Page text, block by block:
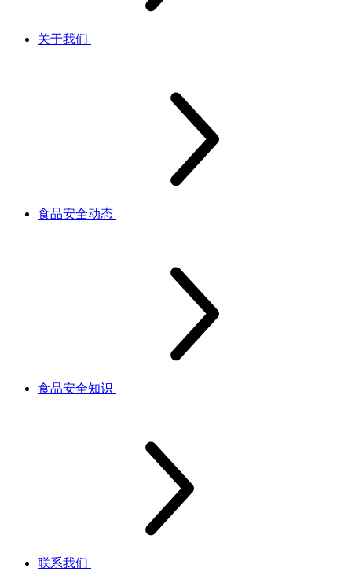
关于我们
食品安全动态
食品安全知识
联系我们